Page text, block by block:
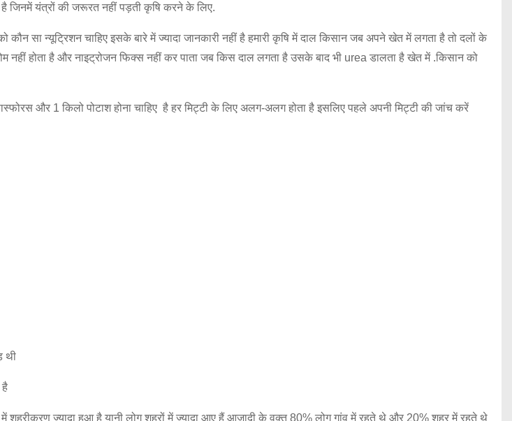
है जिनमें यंत्रों की जरूरत नहीं पड़ती कृषि करने के लिए.
कौन सा न्यूट्रिशन चाहिए इसके बारे में ज्यादा जानकारी नहीं है हमारी कृषि में दाल किसान जब अपने खेत में लगता है तो दलों के
नहीं होता है और नाइट्रोजन फिक्स नहीं कर पाता जब किस दाल लगता है उसके बाद भी urea डालता है खेत में .किसान को
और 1 किलो पोटाश होना चाहिए है हर मिट्टी के लिए अलग-अलग होता है इसलिए पहले अपनी मिट्टी की जांच करें
थी
है
ज्यादा हुआ है यानी लोग शहरों में ज्यादा आए हैं आजादी के वक्त 80% लोग गांव में रहते थे और 20% शहर में रहते थे